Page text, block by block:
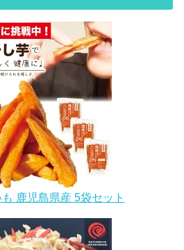
鹿児島県産 5袋セット